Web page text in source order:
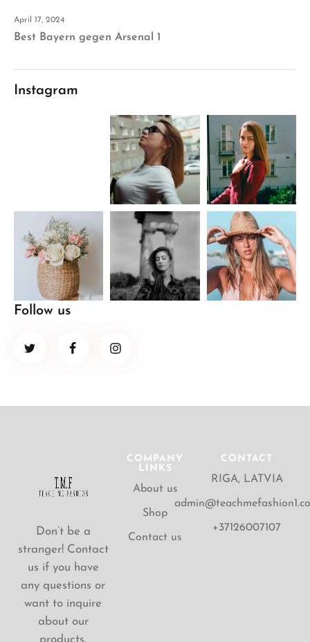
April 17, 2024
Best Bayern gegen Arsenal 1
Instagram
Follow us
Don’t be a
stranger! Contact
us if you have
any questions or
want to inquire
about our
COMPANY
LINKS
About us
Shop
Contact us
CONTACT
RIGA, LATVIA
+37126007107